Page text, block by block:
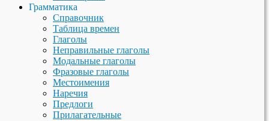
Грамматика
Справочник
Таблица времен
Глаголы
Неправильные глаголы
Модальные глаголы
Фразовые глаголы
Местоимения
Наречия
Предлоги
Прилагательные